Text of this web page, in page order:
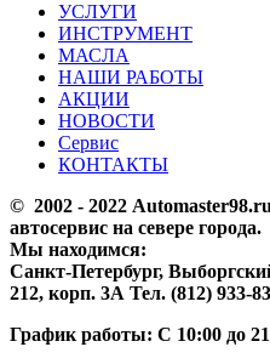
УСЛУГИ
ИНСТРУМЕНТ
МАСЛА
НАШИ РАБОТЫ
АКЦИИ
НОВОСТИ
Сервис
КОНТАКТЫ
© 2002 - 2022
автосервис на севере города.
Мы находимся:
Санкт-Петербург,
212, корп. 3А Тел. (812) 933-
График работы: С 10:00 до